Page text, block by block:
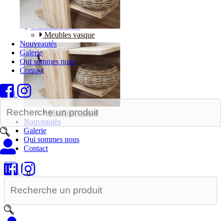
Meubles vasque
Nouveautés
Galerie
Qui sommes nous
Contact
|
0
Bureaux
SALLE DE BAIN
Meubles vasque
Nouveautés
Galerie
Qui sommes nous
Contact
|